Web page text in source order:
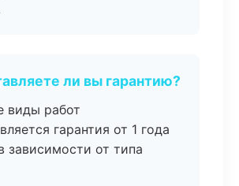
ли вы гарантию?
виды работ
гарантия от 1 года
зависимости от типа